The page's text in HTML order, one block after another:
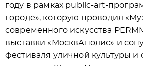
году в рамках public-art-
городе», которую проводил
современного искусства
выставки «МосквАполис» и
фестиваля уличной культуры и